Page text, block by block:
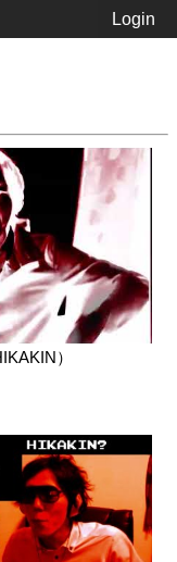
Login
）